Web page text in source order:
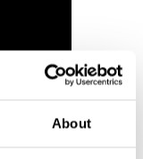
About